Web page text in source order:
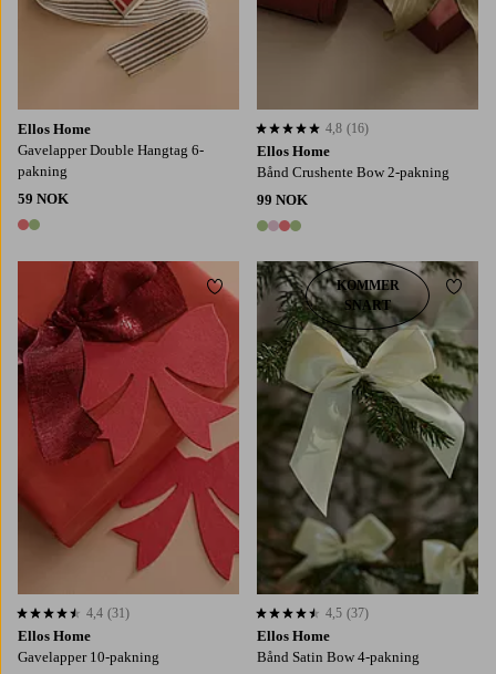
Ellos Home
Gavelapper Double Hangtag 6-
pakning
59 NOK
2 farger
Ellos Home
Bånd Crushente Bow 2-pakning
99 NOK
4 farger
4,8 basert på 16 karaktergivninger
4,8 (16)
Ellos Home
Gavelapper 10-pakning
4,4 basert på 31 karaktergivninger
4,4 (31)
Legg til favoritter
Ellos Home
Bånd Satin Bow 4-pakning
4,5 basert på 37 karaktergivninger
4,5 (37)
KOMMER
SNART